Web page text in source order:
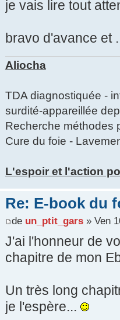
je vais lire tout
bravo d'avance et
Aliocha
TDA diagnostiquée -
surdité-appareillée
Recherche méthodes
Cure du foie -
L'espoir et l'action
Re: E-book du
de un_ptit_gars» Ven
J'ai l'honneur de
chapitre de mon
Un très long
je l'espère...